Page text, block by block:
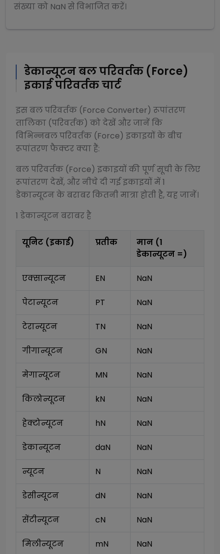
संख्या को NaN सेविभाजितकरें।
डेकान्यूटनबल परिवर्तक (Force)
इकाई परिवर्तक चार्ट
इसबल परिवर्तक (Force Converter) रूपांतरण
तालिका (परिवर्तक) को देखें और जानें कि
विभिन्नबल परिवर्तक (Force) इकाइयों के बीच
रूपांतरण फैक्टर क्या हैं:
बल परिवर्तक (Force) इकाइयों की पूर्ण सूची के लिए
रूपांतरण देखें, और नीचे दी गई इकाइयों में 1
डेकान्यूटनके बराबर कितनी मात्रा होती है, यह जानें।
1 डेकान्यूटनबराबर है
यूनिट (इकाई) प्रतीक
मान (1
डेकान्यूटन =)
एक्सान्यूटन EN NaN
पेटान्यूटन PT NaN
टेरान्यूटन TN NaN
गीगान्यूटन GN NaN
मेगान्यूटन MN NaN
किलोन्यूटन kN NaN
हेक्टोन्यूटन hN NaN
डेकान्यूटन daN NaN
न्यूटन N NaN
डेसीन्यूटन dN NaN
सेंटीन्यूटन cN NaN
मिलीन्यूटन mN NaN